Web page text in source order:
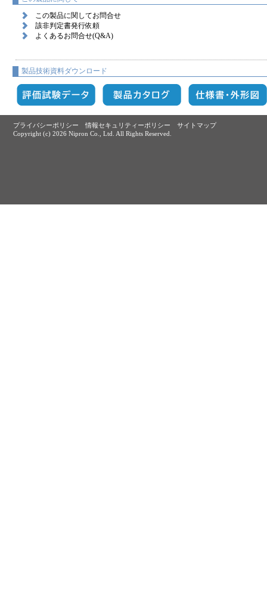
この製品に関してお問合せ
該非判定書発行依頼
よくあるお問合せ(Q&A)
製品技術資料ダウンロード
プライバシーポリシー 情報セキュリティーポリシー
サイトマップ
Copyright (c) 2026 Nipron Co., Ltd. All Rights Reserved.